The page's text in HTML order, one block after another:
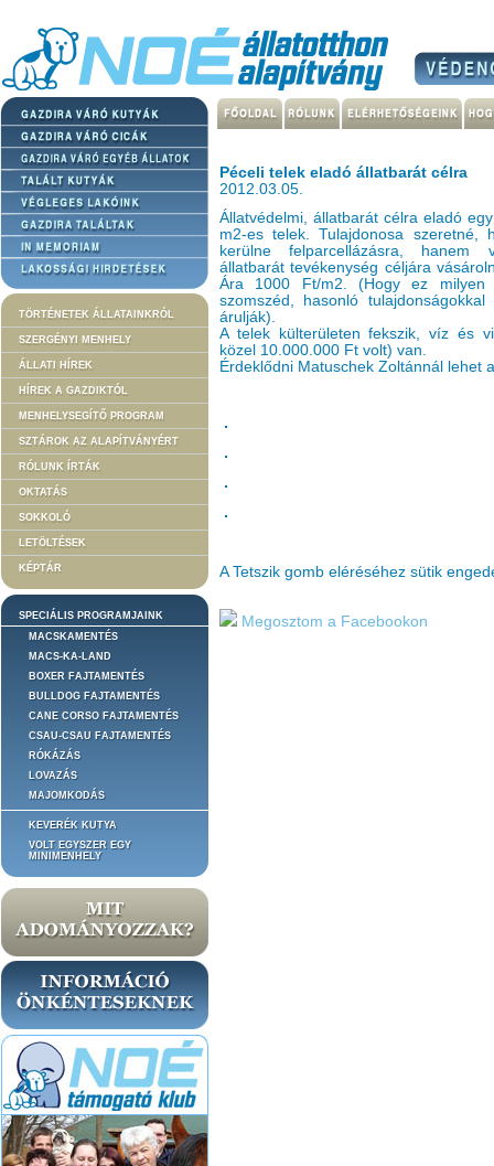
TÖRTÉNETEK ÁLLATAINKRÓL
SZERGÉNYI MENHELY
ÁLLATI HÍREK
HÍREK A GAZDIKTÓL
MENHELYSEGÍTŐ PROGRAM
SZTÁROK AZ ALAPÍTVÁNYÉRT
RÓLUNK ÍRTÁK
OKTATÁS
SOKKOLÓ
LETÖLTÉSEK
KÉPTÁR
SPECIÁLIS PROGRAMJAINK
MACSKAMENTÉS
MACS-KA-LAND
BOXER FAJTAMENTÉS
BULLDOG FAJTAMENTÉS
CANE CORSO FAJTAMENTÉS
CSAU-CSAU FAJTAMENTÉS
RÓKÁZÁS
LOVAZÁS
MAJOMKODÁS
KEVERÉK KUTYA
VOLT EGYSZER EGY
MINIMENHELY
Péceli telek eladó állatbarát célra
2012.03.05.
Állatvédelmi, állatbarát célra eladó
m2-es telek. Tulajdonosa
kerülne felparcellázásra, hanem
állatbarát tevékenység céljára
Ára 1000 Ft/m2. (Hogy ez
szomszéd, hasonló
árulják).
A telek külterületen fekszik, víz és
közel 10.000.000 Ft volt) van.
Érdeklődni Matuschek Zoltánnál lehet
A Tetszik gomb eléréséhez sütik
Megosztom a Facebookon